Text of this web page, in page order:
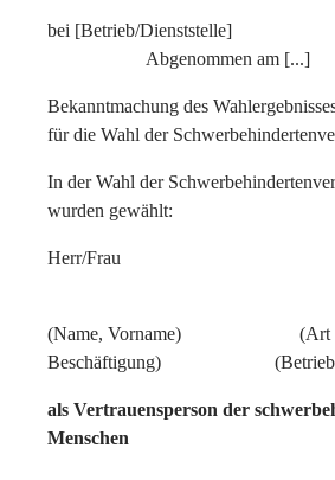
bei [Betrieb/
Abgenommen am [...]
Bekanntmachung des
für die Wahl der
In der Wahl der
wurden gewählt:
Herr/Frau
(Name, Vorname) (Art
Beschäftigung) (Betrieb/
als Vertrauensperson der
Menschen